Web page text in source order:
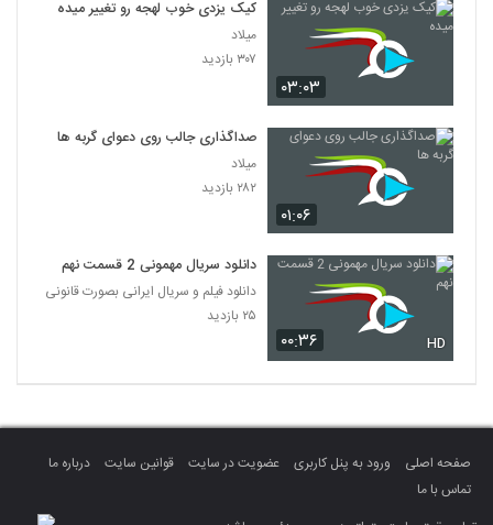
۰۳:۰۳
کیک یزدی خوب لهجه رو تغییر میده
میلاد
۳۰۷ بازدید
۰۱:۰۶
صداگذاری جالب روی دعوای گربه ها
میلاد
۲۸۲ بازدید
۰۰:۳۶ HD
دانلود سریال مهمونی 2 قسمت نهم
دانلود فیلم و سریال ایرانی بصورت قانونی
۲۵ بازدید
صفحه اصلی ورود به پنل کاربری عضویت در سایت قوانین سایت
درباره ما
تماس با ما